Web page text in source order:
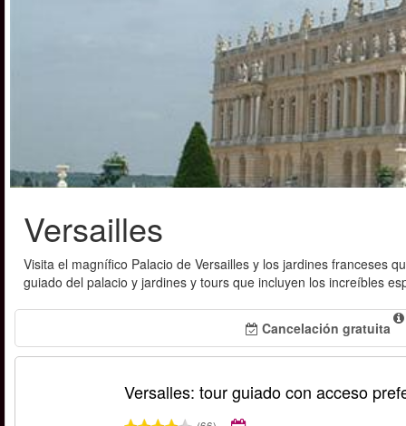
Versailles
Visita el magnífico Palacio de Versailles y los jardines franceses
guiado del palacio y jardines y tours que incluyen los increíbles
Cancelación gratuita
Versalles: tour guiado con acceso